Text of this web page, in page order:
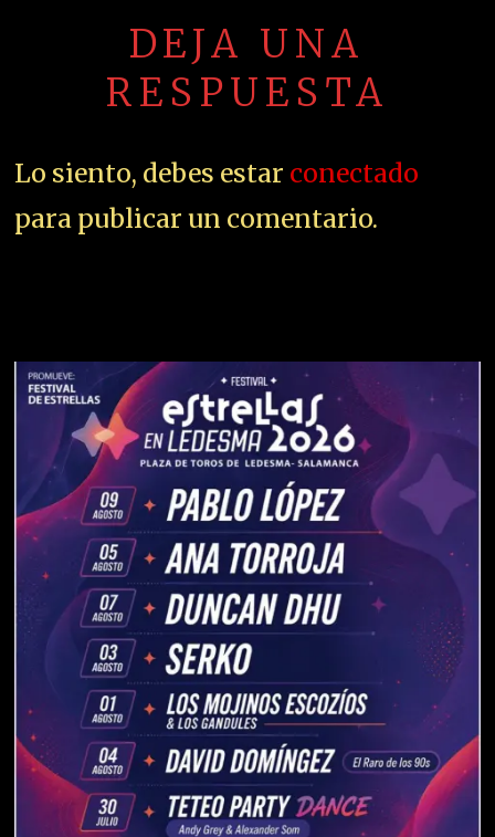
DEJA UNA
RESPUESTA
Lo siento, debes estar conectado
para publicar un comentario.